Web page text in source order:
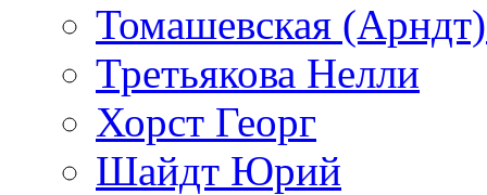
Томашевская
Третьякова Нелли
Хорст Георг
Шайдт Юрий